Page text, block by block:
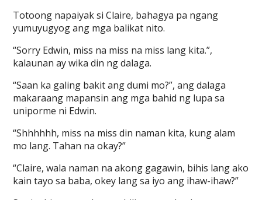
Totoong napaiyak si Claire, bahagya pa ngang
yumuyugyog ang mga balikat nito.
“Sorry Edwin, miss na miss na miss lang kita.”,
kalaunan ay wika din ng dalaga.
“Saan ka galing bakit ang dumi mo?”, ang dalaga
makaraang mapansin ang mga bahid ng lupa sa
uniporme ni Edwin.
“Shhhhhh, miss na miss din naman kita, kung alam
mo lang. Tahan na okay?”
“Claire, wala naman na akong gagawin, bihis lang ako
kain tayo sa baba, okey lang sa iyo ang ihaw-ihaw?”